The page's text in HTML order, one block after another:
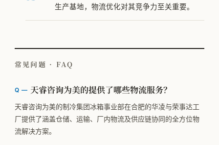
生产基地，物流优化对其竞争力至关重要。
常见问题 · FAQ
天睿咨询为美的提供了哪些物流服务？
天睿咨询为美的制冷集团冰箱事业部在合肥的华凌与荣事达工
厂提供了涵盖仓储、运输、厂内物流及供应链协同的全方位物
流解决方案。